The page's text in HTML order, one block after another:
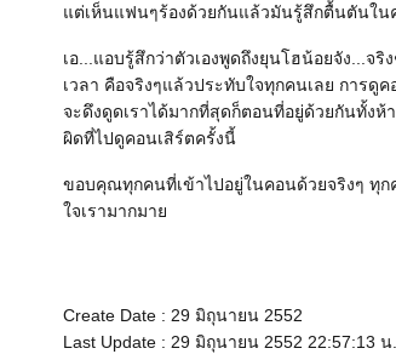
ต่เห็นแฟนๆร้องด้วยกันแล้วมันรู้สึกตื้นตันใน
เอ...แอบรู้สึกว่าตัวเองพูดถึงยุนโฮน้อยจัง...จ
เวลา คือจริงๆแล้วประทับใจทุกคนเลย การดู
จะดึงดูดเราได้มากที่สุดก็ตอนที่อยู่ด้วยกันทั้ง
ผิดที่ไปดูคอนเสิร์ตครั้งนี้
ขอบคุณทุกคนที่เข้าไปอยู่ในคอนด้วยจริงๆ ทุ
จเรามากมา
Create Date : 29 มิถุนายน 2552
Last Update : 29 มิถุนายน 2552 22:57:13 น.